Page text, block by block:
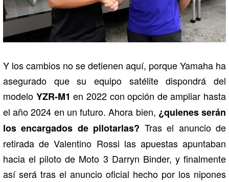
Y los cambios no se detienen aquí, porque Yamaha ha
asegurado que su equipo satélite dispondrá del
modelo YZR-M1 en 2022 con opción de ampliar hasta
el año 2024 en un futuro. Ahora bien, ¿quienes serán
los encargados de pilotarlas? Tras el anuncio de
retirada de Valentino Rossi las apuestas apuntaban
hacia el piloto de Moto 3 Darryn Binder, y finalmente
así será tras el anuncio oficial hecho por los nipones